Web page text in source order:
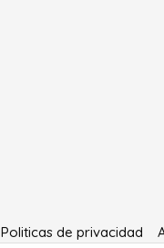
Politicas de privacidad